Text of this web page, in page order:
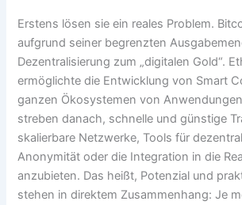
Erstens lösen sie ein reales Problem.
aufgrund seiner begrenzten
Dezentralisierung zum „digitalen Gold“.
ermöglichte die Entwicklung von Smart
ganzen Ökosystemen von
streben danach, schnelle und günstige
skalierbare Netzwerke, Tools für
Anonymität oder die Integration in die
anzubieten. Das heißt, Potenzial und
stehen in direktem Zusammenhang: Je